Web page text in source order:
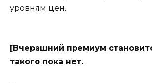
уровням цен.
[Вчерашний премиум
такого пока нет.